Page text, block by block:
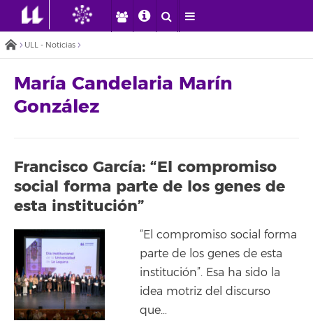
ULL - Noticias
María Candelaria Marín
González
Francisco García: “El compromiso
social forma parte de los genes de
esta institución”
“El compromiso social forma
parte de los genes de esta
institución”. Esa ha sido la
idea motriz del discurso
que…